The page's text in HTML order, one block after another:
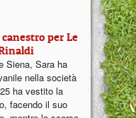
per Le
Siena, Sara ha
nella società
ha vestito la
facendo il suo